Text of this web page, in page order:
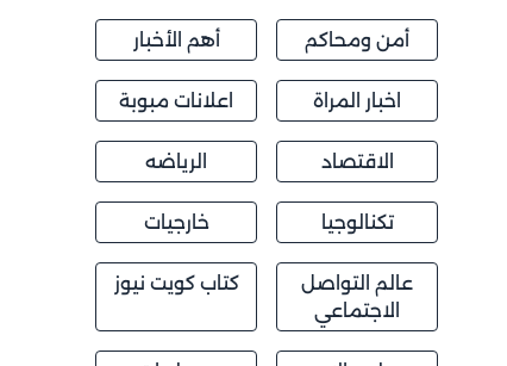
أمن ومحاكم أهم الأخبار
اخبار المراة اعلانات مبوبة
الاقتصاد الرياضه
تكنالوجيا خارجيات
عالم التواصل
الاجتماعي
كتاب كويت نيوز